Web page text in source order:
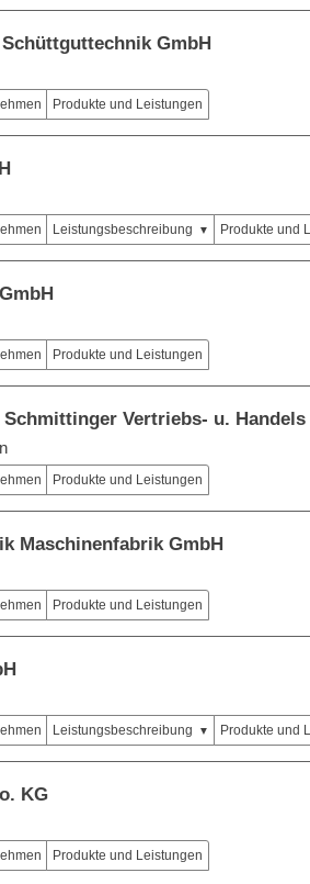
GmbH
Produkte und Leistungen
Leistungsbeschreibung Produkte und
Produkte und Leistungen
Vertriebs- u. Handels
Produkte und Leistungen
Maschinenfabrik GmbH
Produkte und Leistungen
Leistungsbeschreibung Produkte und
KG
Produkte und Leistungen